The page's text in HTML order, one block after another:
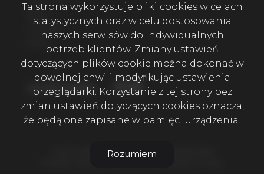
Kontakt
social media Facebook
Facebook
Facebook
4 KATY NIERUCHOMOŚCI SZCZECIN © 2026
Ta strona wykorzystuje pliki cookies w celach
statystycznych oraz w celu dostosowania
naszych serwisów do indywidualnych
potrzeb klientów. Zmiany ustawień
dotyczących plików cookie można dokonać w
dowolnej chwili modyfikując ustawienia
przeglądarki. Korzystanie z tej strony bez
zmian ustawień dotyczących cookies oznacza,
że będą one zapisane w pamięci urządzenia.
Rozumiem